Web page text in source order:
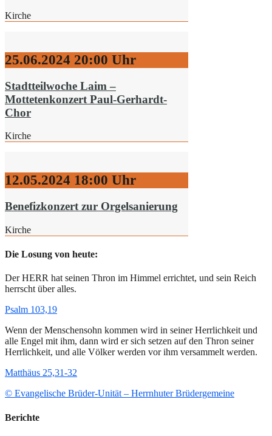
Kirche
25.06.2024 20:00 Uhr
Stadtteilwoche Laim –
Mottetenkonzert Paul-Gerhardt-
Chor
Kirche
12.05.2024 18:00 Uhr
Benefizkonzert zur Orgelsanierung
Kirche
Die Losung von heute:
Der HERR hat seinen Thron im Himmel errichtet, und sein Reich
herrscht über alles.
Psalm 103,19
Wenn der Menschensohn kommen wird in seiner Herrlichkeit und
alle Engel mit ihm, dann wird er sich setzen auf den Thron seiner
Herrlichkeit, und alle Völker werden vor ihm versammelt werden.
Matthäus 25,31-32
© Evangelische Brüder-Unität – Herrnhuter Brüdergemeine
Berichte